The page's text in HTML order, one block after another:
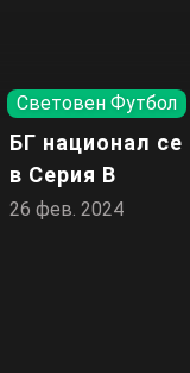
Световен Футбол
БГ национал се
в Серия В
26 фев. 2024